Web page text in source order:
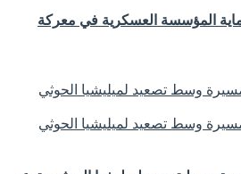
المؤسسة العسكرية في معركة